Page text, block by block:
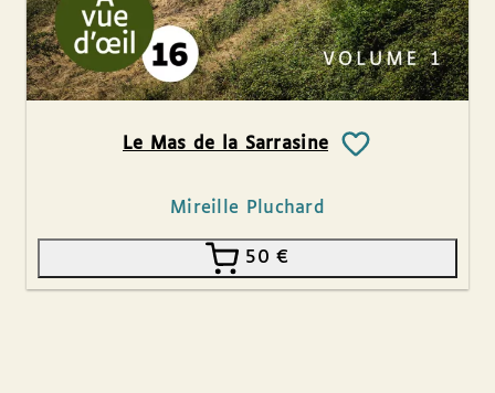
Le Mas de la Sarrasine
Mireille Pluchard
50€